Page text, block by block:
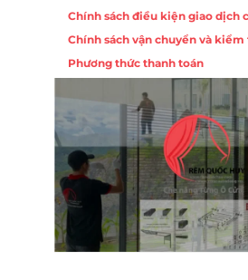
Chính sách điều kiện giao dịch
Chính sách vận chuyển và kiểm
Phương thức thanh toán